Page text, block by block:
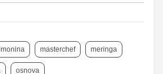
masterchef meringa
osnova